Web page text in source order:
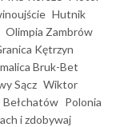
Hutnik
Olimpia Zambrów
Kętrzyn
Bruk-Bet
Sącz Wiktor
Bełchatów Polonia
i zdobywaj